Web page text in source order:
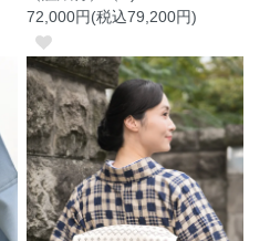
72,000円(税込79,200円)